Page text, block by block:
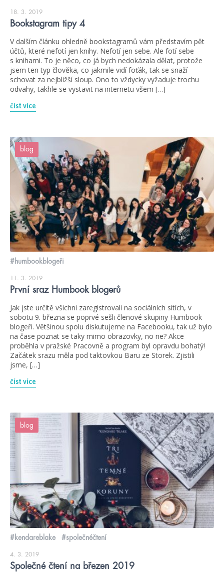
18. 3. 2019
Bookstagram tipy 4
V dalším článku ohledně bookstagramů vám představím pět
účtů, které nefotí jen knihy. Nefotí jen sebe. Ale fotí sebe
s knihami. To je něco, co já bych nedokázala dělat, protože
jsem ten typ člověka, co jakmile vidí foťák, tak se snaží
schovat za nejbližší sloup. Ono to vždycky vyžaduje trochu
odvahy, takhle se vystavit na internetu všem […]
číst více
blog
#humbookblogeři
11. 3. 2019
První sraz Humbook blogerů
Jak jste určitě všichni zaregistrovali na sociálních sítích, v
sobotu 9. března se poprvé sešli členové skupiny Humbook
blogeři. Většinou spolu diskutujeme na Facebooku, tak už bylo
na čase poznat se taky mimo obrazovky, no ne? Akce
proběhla v pražské Pracovně a program byl opravdu bohatý!
Začátek srazu měla pod taktovkou Baru ze Storek. Zjistili
jsme, […]
číst více
blog
#kendareblake #společnéčtení
4. 3. 2019
Společné čtení na březen 2019